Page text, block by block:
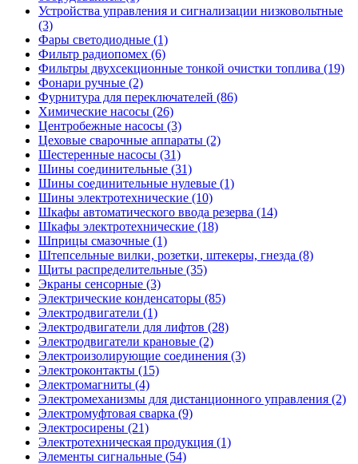
Устройства управления и сигнализации низковольтные
(3)
Фары светодиодные (1)
Фильтр радиопомех (6)
Фильтры двухсекционные тонкой очистки топлива (19)
Фонари ручные (2)
Фурнитура для переключателей (86)
Химические насосы (26)
Центробежные насосы (3)
Цеховые сварочные аппараты (2)
Шестеренные насосы (31)
Шины соединительные (31)
Шины соединительные нулевые (1)
Шины электротехнические (10)
Шкафы автоматического ввода резерва (14)
Шкафы электротехнические (18)
Шприцы смазочные (1)
Штепсельные вилки, розетки, штекеры, гнезда (8)
Щиты распределительные (35)
Экраны сенсорные (3)
Электрические конденсаторы (85)
Электродвигатели (1)
Электродвигатели для лифтов (28)
Электродвигатели крановые (2)
Электроизолирующие соединения (3)
Электроконтакты (15)
Электромагниты (4)
Электромеханизмы для дистанционного управления (2)
Электромуфтовая сварка (9)
Электросирены (21)
Электротехническая продукция (1)
Элементы сигнальные (54)